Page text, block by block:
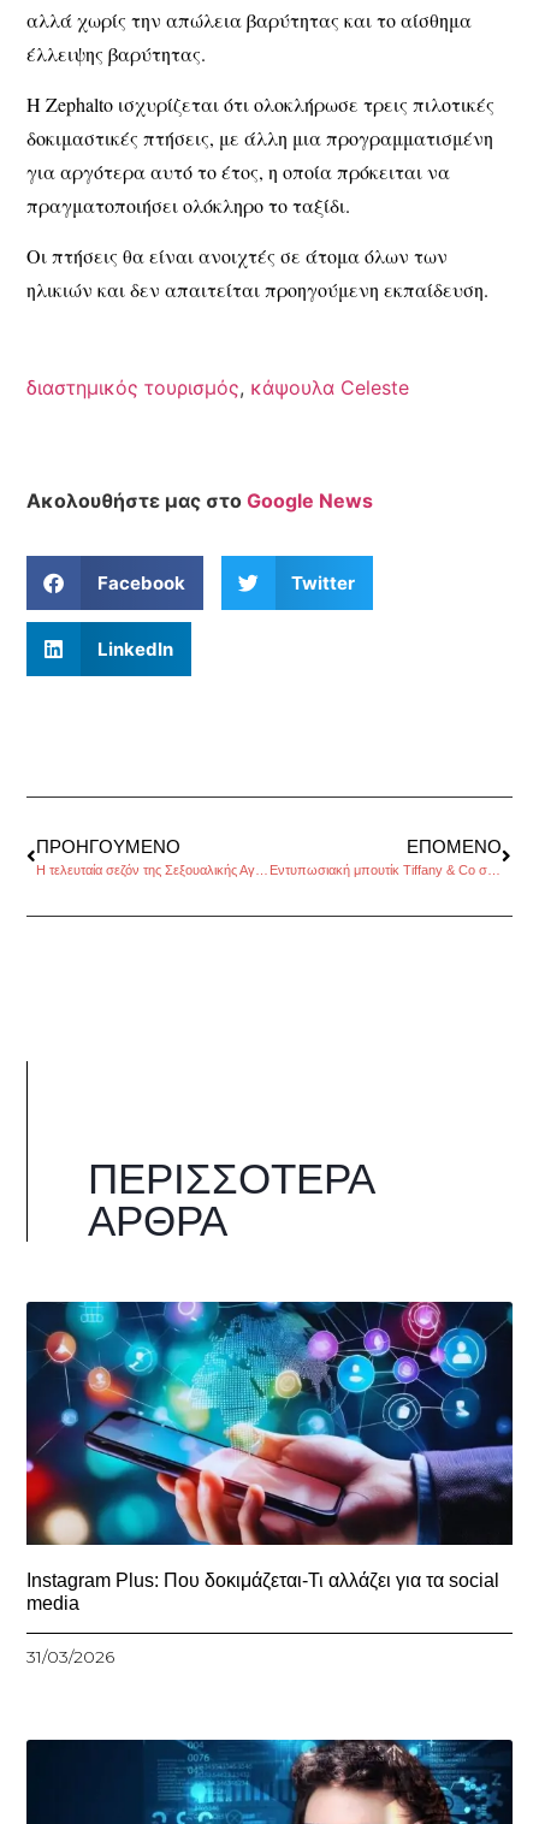
αλλά χωρίς την απώλεια βαρύτητας και το αίσθημα
έλλειψης βαρύτητας.
Η Zephalto ισχυρίζεται ότι ολοκλήρωσε τρεις πιλοτικές
δοκιμαστικές πτήσεις, με άλλη μια προγραμματισμένη
για αργότερα αυτό το έτος, η οποία πρόκειται να
πραγματοποιήσει ολόκληρο το ταξίδι.
Οι πτήσεις θα είναι ανοιχτές σε άτομα όλων των
ηλικιών και δεν απαιτείται προηγούμενη εκπαίδευση.
διαστημικός τουρισμός, κάψουλα Celeste
Ακολουθήστε μας στοGoogle News
Facebook Twitter
LinkedIn
ΠΡΟΗΓΟΎΜΕΝΟ ΕΠΌΜΕΝΟ
Εντυπωσιακή μπουτίκ Tiffany & Co στο Τόκιο
ΠΕΡΙΣΣΌΤΕΡΑ
ΆΡΘΡΑ
Instagram Plus: Που δοκιμάζεται-Τι αλλάζει για τα social
media
31/03/2026